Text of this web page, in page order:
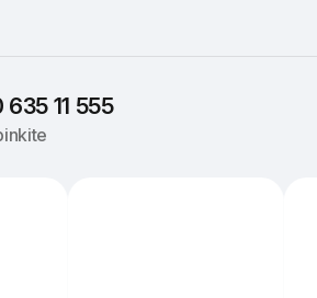
635 11 555